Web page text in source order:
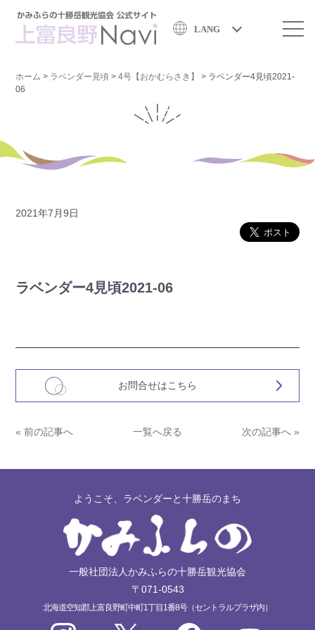
LANG
ホーム > ラベンダー見頃 >4号【おかむらさき】 > ラベンダー4見頃2021-
06
2021年7月9日
ラベンダー4見頃2021-06
お問合せはこちら
« 前の記事へ 一覧へ戻る 次の記事へ »
ようこそ、ラベンダーと十勝岳のまち
一般社団法人かみふらの十勝岳観光協会
〒071-0543
北海道空知郡上富良野町中町1丁目1番8号（セントラルプラザ内）